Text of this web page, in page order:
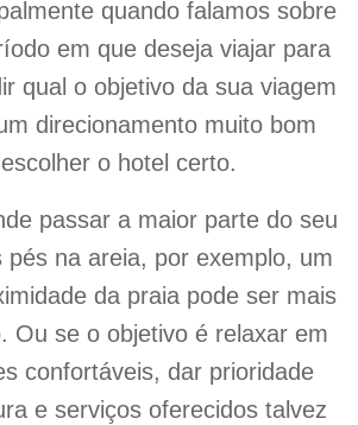
quando falamos sobre
em que deseja viajar para
qual o objetivo da sua viagem
direcionamento muito bom
o hotel certo.
passar a maior parte do seu
pés na areia, por exemplo, um
da praia pode ser mais
Ou se o objetivo é relaxar em
confortáveis, dar prioridade
e serviços oferecidos talvez